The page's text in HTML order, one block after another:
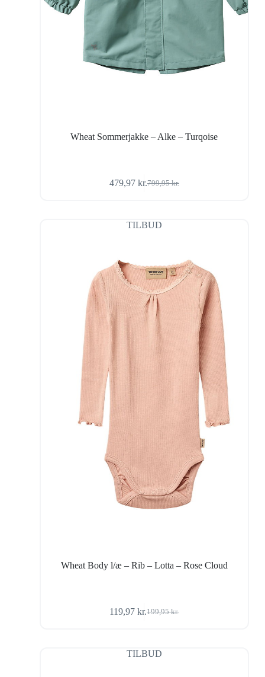
Wheat Sommerjakke – Alke – Turqoise
799,95kr.
Den
var:
799,95 kr..
479,97 kr.Den
er:
479,97 kr..
TILBUD
Wheat Body l/æ – Rib – Lotta – Rose Cloud
199,95kr.
Den
var:
199,95 kr..
119,97kr.Den
er:
119,97 kr..
TILBUD